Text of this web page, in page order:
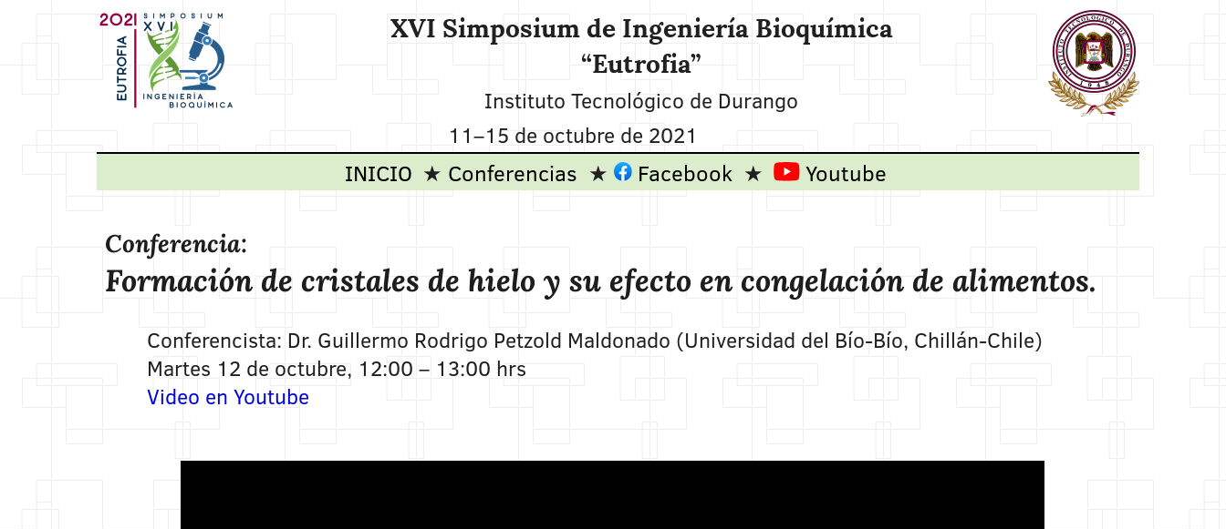
XVI Simposium de Ingeniería Bioquímica
“Eutrofia”
Instituto Tecnológico de Durango
11–15 de octubre de 2021
INICIO Conferencias Facebook Youtube
Conferencia:
Formación de cristales de hielo y su efecto en congelación de alimentos.
Conferencista: Dr. Guillermo Rodrigo Petzold Maldonado (Universidad del Bío-Bío, Chillán-Chile)
Martes 12 de octubre, 12:00 – 13:00 hrs
Video en Youtube